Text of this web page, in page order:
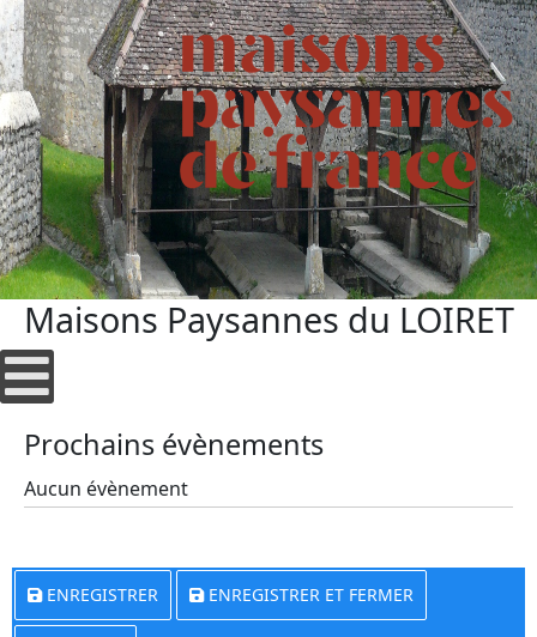
Maisons Paysannes du LOIRET
Prochains évènements
Aucun évènement
ENREGISTRER ENREGISTRER ET FERMER